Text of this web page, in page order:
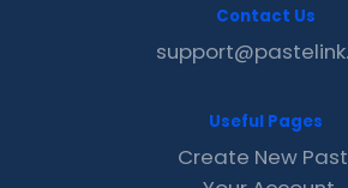
Contact Us
Useful Pages
Create New